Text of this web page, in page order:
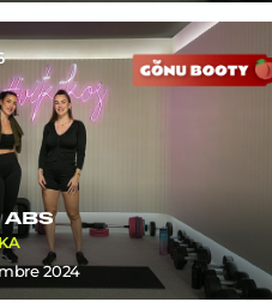
ABS
2024